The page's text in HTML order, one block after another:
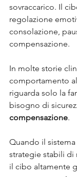
sovraccarico. Il
regolazione
consolazione,
compensazione.
In molte storie
comportamento
riguarda solo la
bisogno di
compensazione.
Quando il
strategie stabili di
il cibo altamente